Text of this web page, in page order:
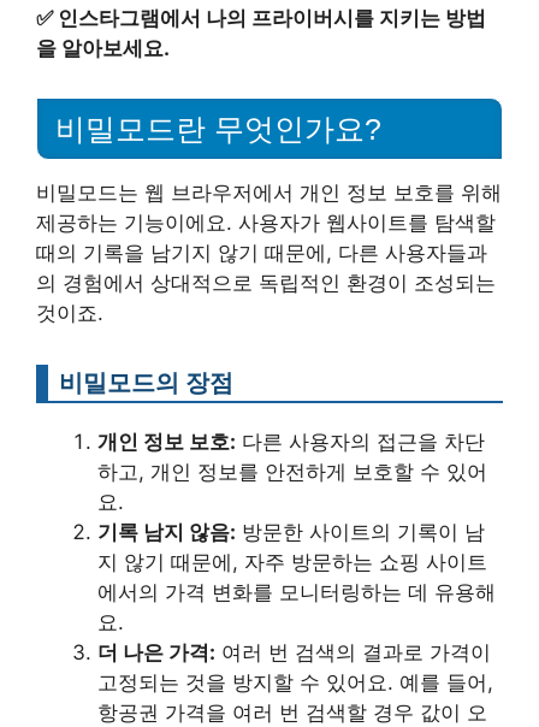
✅ 인스타그램에서 나의 프라이버시를 지키는 방법
을 알아보세요.
비밀모드란 무엇인가요?
비밀모드는 웹 브라우저에서 개인 정보 보호를 위해
제공하는 기능이에요. 사용자가 웹사이트를 탐색할
때의 기록을 남기지 않기 때문에, 다른 사용자들과
의 경험에서 상대적으로 독립적인 환경이 조성되는
것이죠.
비밀모드의 장점
개인 정보 보호: 다른 사용자의 접근을 차단
하고, 개인 정보를 안전하게 보호할 수 있어
요.
기록 남지 않음: 방문한 사이트의 기록이 남
지 않기 때문에, 자주 방문하는 쇼핑 사이트
에서의 가격 변화를 모니터링하는 데 유용해
요.
더 나은 가격: 여러 번 검색의 결과로 가격이
고정되는 것을 방지할 수 있어요. 예를 들어,
항공권 가격을 여러 번 검색할 경우 값이 오